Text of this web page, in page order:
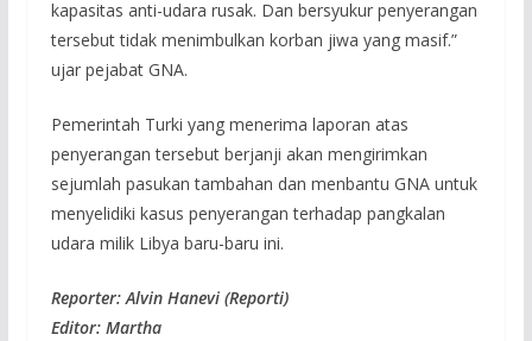
kapasitas anti-udara rusak. Dan bersyukur penyerangan
tersebut tidak menimbulkan korban jiwa yang masif.”
ujar pejabat GNA.
Pemerintah Turki yang menerima laporan atas
penyerangan tersebut berjanji akan mengirimkan
sejumlah pasukan tambahan dan menbantu GNA untuk
menyelidiki kasus penyerangan terhadap pangkalan
udara milik Libya baru-baru ini.
Reporter: Alvin Hanevi (Reporti)
Editor: Martha